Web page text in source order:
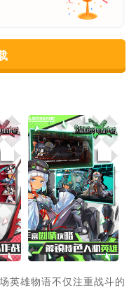
英雄物语不仅注重战斗的